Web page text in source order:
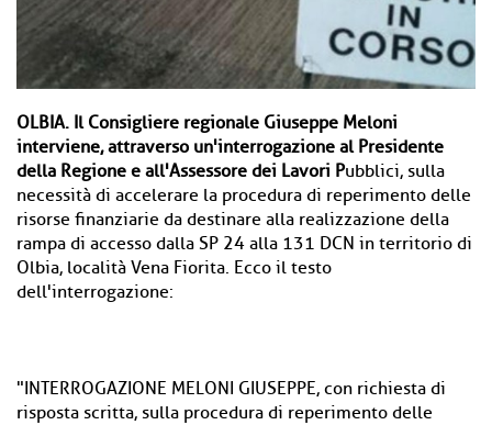
OLBIA. Il Consigliere regionale Giuseppe Meloni
interviene, attraverso un'interrogazione al Presidente
della Regione e all'Assessore dei Lavori Pubblici, sulla
necessità di accelerare la procedura di reperimento delle
risorse finanziarie da destinare alla realizzazione della
rampa di accesso dalla SP 24 alla 131 DCN in territorio di
Olbia, località Vena Fiorita. Ecco il testo
dell'interrogazione:
"INTERROGAZIONE MELONI GIUSEPPE, con richiesta di
risposta scritta, sulla procedura di reperimento delle